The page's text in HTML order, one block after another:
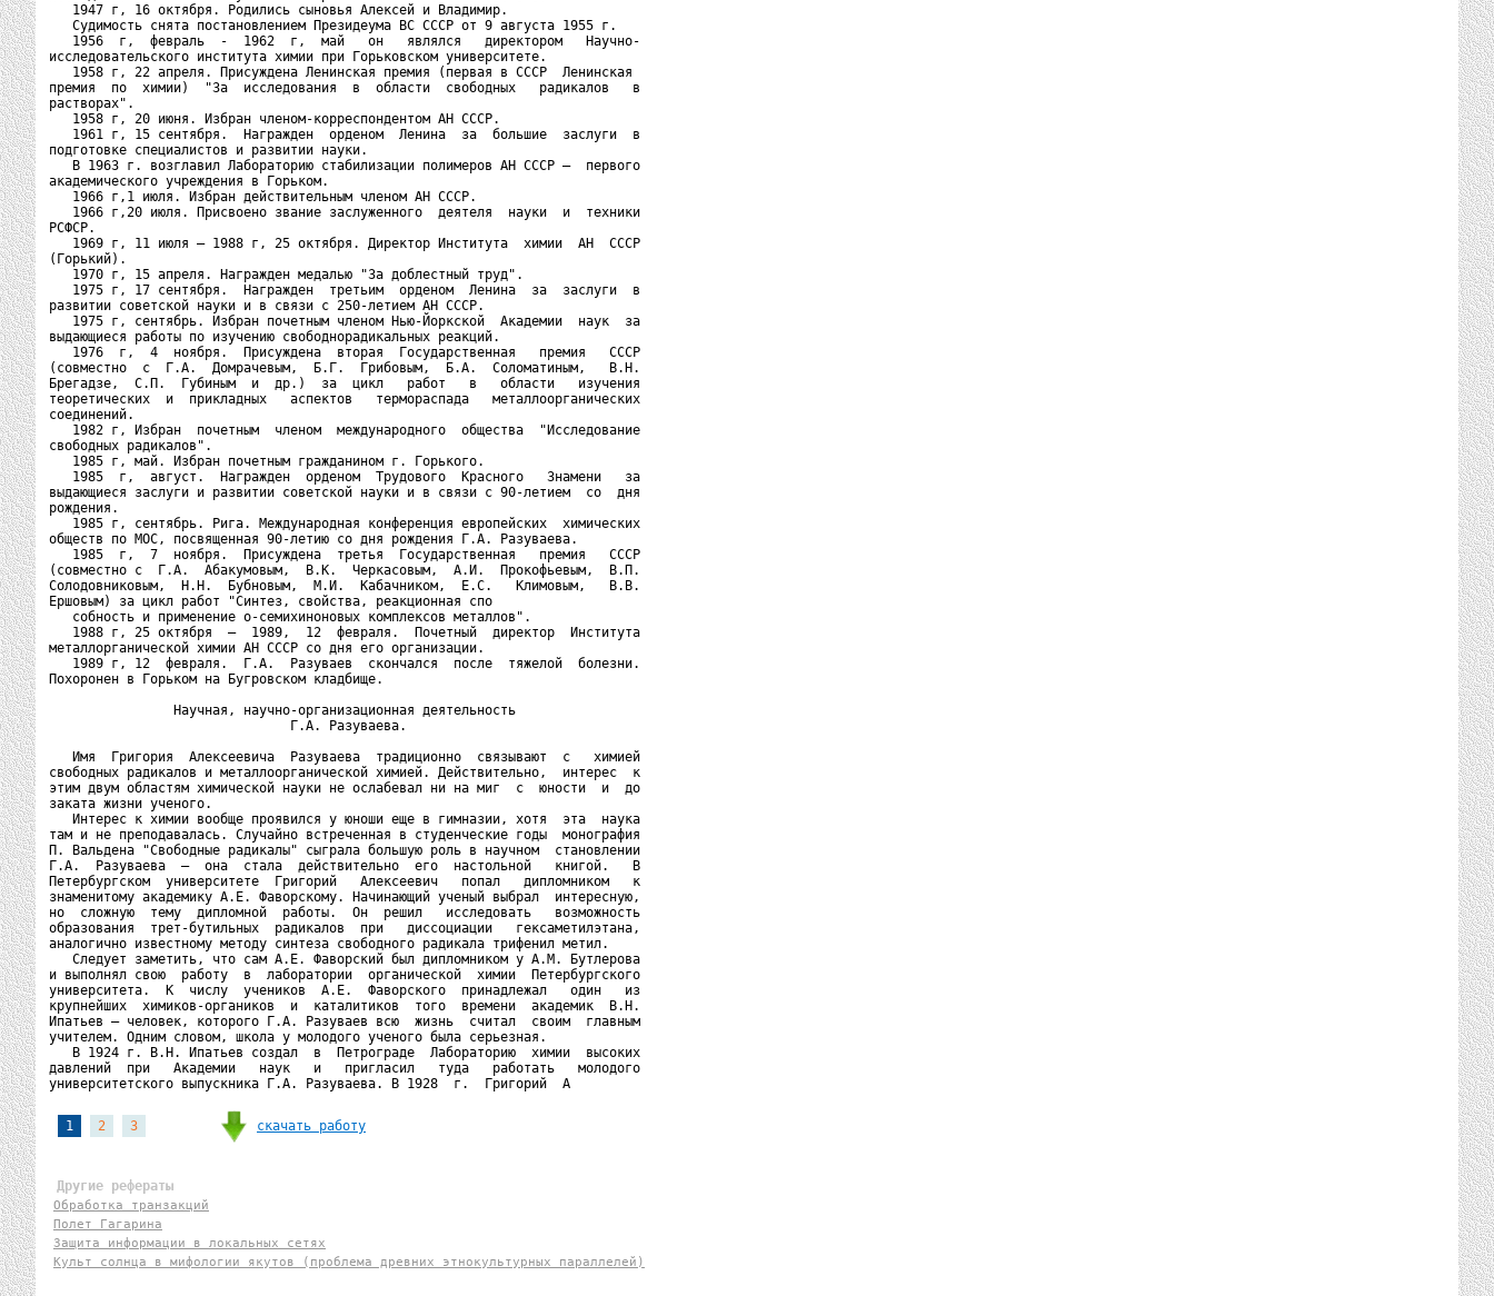
   1947 г, 16 октября. Родились сыновья Алексей и Владимир.
   Судимость снята постановлением Президеума ВС СССР от 9 августа 1955 г.
   1956  г,  февраль  -  1962  г,  май   он   являлся   директором   Научно-
исследовательского института химии при Горьковском университете.
   1958 г, 22 апреля. Присуждена Ленинская премия (первая в СССР  Ленинская
премия  по  химии)  "За  исследования  в  области  свободных   радикалов   в
растворах".
   1958 г, 20 июня. Избран членом-корреспондентом АН СССР.
   1961 г, 15 сентября.  Награжден  орденом  Ленина  за  большие  заслуги  в
подготовке специалистов и развитии науки.
   В 1963 г. возглавил Лабораторию стабилизации полимеров АН СССР —  первого
академического учреждения в Горьком.
   1966 г,1 июля. Избран действительным членом АН СССР.
   1966 г,20 июля. Присвоено звание заслуженного  деятеля  науки  и  техники
РСФСР.
   1969 г, 11 июля — 1988 г, 25 октября. Директор Института  химии  АН  СССР
(Горький).
   1970 г, 15 апреля. Награжден медалью "За доблестный труд".
   1975 г, 17 сентября.  Награжден  третьим  орденом  Ленина  за  заслуги  в
развитии советской науки и в связи с 250-летием АН СССР.
   1975 г, сентябрь. Избран почетным членом Нью-Йоркской  Академии  наук  за
выдающиеся работы по изучению свободнорадикальных реакций.
   1976  г,  4  ноября.  Присуждена  вторая  Государственная   премия   СССР
(совместно  с  Г.А.  Домрачевым,  Б.Г.  Грибовым,  Б.А.  Соломатиным,   В.Н.
Брегадзе,  С.П.  Губиным  и  др.)  за  цикл   работ   в   области   изучения
теоретических  и  прикладных   аспектов   термораспада   металлоорганических
соединений.
   1982 г, Избран  почетным  членом  международного  общества  "Исследование
свободных радикалов".
   1985 г, май. Избран почетным гражданином г. Горького.
   1985  г,  август.  Награжден  орденом  Трудового  Красного   Знамени   за
выдающиеся заслуги и развитии советской науки и в связи с 90-летием  со  дня
рождения.
   1985 г, сентябрь. Рига. Международная конференция европейских  химических
обществ по МОС, посвященная 90-летию со дня рождения Г.А. Разуваева.
   1985  г,  7  ноября.  Присуждена  третья  Государственная   премия   СССР
(совместно с  Г.А.  Абакумовым,  В.К.  Черкасовым,  А.И.  Прокофьевым,  В.П.
Солодовниковым,  Н.Н.  Бубновым,  М.И.  Кабачником,  Е.С.   Климовым,   В.В.
Ершовым) за цикл работ "Синтез, свойства, реакционная спо
   собность и применение о-семихиноновых комплексов металлов".
   1988 г, 25 октября  —  1989,  12  февраля.  Почетный  директор  Института
металлорганической химии АН СССР со дня его организации.
   1989 г, 12  февраля.  Г.А.  Разуваев  скончался  после  тяжелой  болезни.
Похоронен в Горьком на Бугровском кладбище.
                Научная, научно-организационная деятельность
                               Г.А. Разуваева.
   Имя  Григория  Алексеевича  Разуваева  традиционно  связывают  с   химией
свободных радикалов и металлоорганической химией. Действительно,  интерес  к
этим двум областям химической науки не ослабевал ни на миг  с  юности  и  до
заката жизни ученого.
   Интерес к химии вообще проявился у юноши еще в гимназии, хотя  эта  наука
там и не преподавалась. Случайно встреченная в студенческие годы  монография
П. Вальдена "Свободные радикалы" сыграла большую роль в научном  становлении
Г.А.  Разуваева  —  она  стала  действительно  его  настольной   книгой.   В
Петербургском  университете  Григорий   Алексеевич   попал   дипломником   к
знаменитому академику А.Е. Фаворскому. Начинающий ученый выбрал  интересную,
но  сложную  тему  дипломной  работы.  Он  решил   исследовать   возможность
образования  трет-бутильных  радикалов  при   диссоциации   гексаметилэтана,
аналогично известному методу синтеза свободного радикала трифенил метил.
   Следует заметить, что сам А.Е. Фаворский был дипломником у А.М. Бутлерова
и выполнял свою  работу  в  лаборатории  органической  химии  Петербургского
университета.  К  числу  учеников  А.Е.  Фаворского  принадлежал   один   из
крупнейших  химиков-органиков  и  каталитиков  того  времени  академик  В.Н.
Ипатьев — человек, которого Г.А. Разуваев всю  жизнь  считал  своим  главным
учителем. Одним словом, школа у молодого ученого была серьезная.
   В 1924 г. В.Н. Ипатьев создал  в  Петрограде  Лабораторию  химии  высоких
давлений  при   Академии   наук   и   пригласил   туда   работать   молодого
университетского выпускника Г.А. Разуваева. В 1928  г.  Григорий  А
1 2 3 скачать работу
Другие рефераты
Обработка транзакций
Полет Гагарина
Защита информации в локальных сетях
Культ солнца в мифологии якутов (проблема древних этнокультурных параллелей)